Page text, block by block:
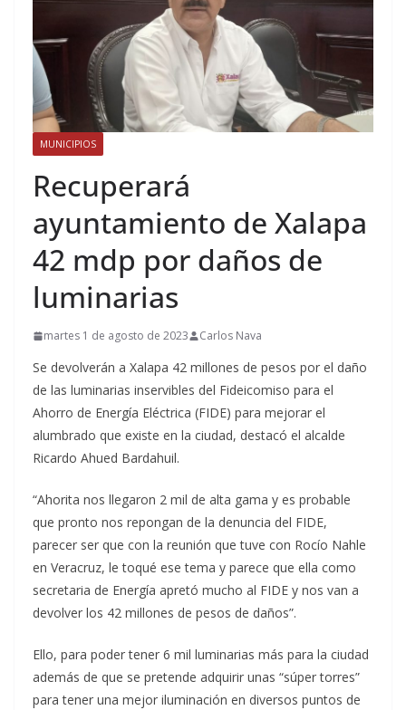
MUNICIPIOS
Recuperará
ayuntamiento de Xalapa
42 mdp por daños de
luminarias
martes 1 de agosto de 2023 Carlos Nava
Se devolverán a Xalapa 42 millones de pesos por el daño
de las luminarias inservibles del Fideicomiso para el
Ahorro de Energía Eléctrica (FIDE) para mejorar el
alumbrado que existe en la ciudad, destacó el alcalde
Ricardo Ahued Bardahuil.
“Ahorita nos llegaron 2 mil de alta gama y es probable
que pronto nos repongan de la denuncia del FIDE,
parecer ser que con la reunión que tuve con Rocío Nahle
en Veracruz, le toqué ese tema y parece que ella como
secretaria de Energía apretó mucho al FIDE y nos van a
devolver los 42 millones de pesos de daños”.
Ello, para poder tener 6 mil luminarias más para la ciudad
además de que se pretende adquirir unas “súper torres”
para tener una mejor iluminación en diversos puntos de